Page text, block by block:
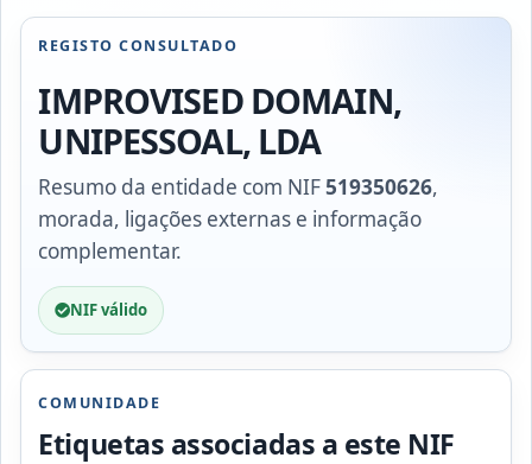
REGISTO CONSULTADO
IMPROVISED DOMAIN,
UNIPESSOAL, LDA
Resumo da entidade com NIF519350626,
morada, ligações externas e informação
complementar.
NIF válido
COMUNIDADE
Etiquetas associadas a este NIF